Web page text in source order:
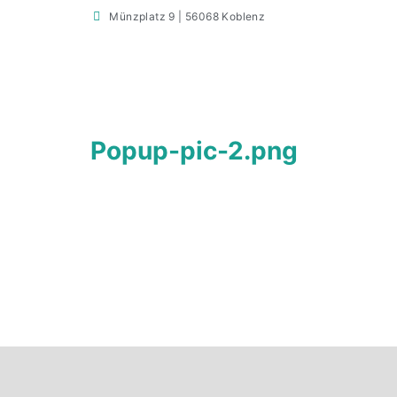
Münzplatz 9 | 56068 Koblenz
Popup-pic-2.png